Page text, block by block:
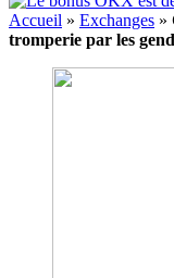
Accueil » Exchanges »
tromperie par les